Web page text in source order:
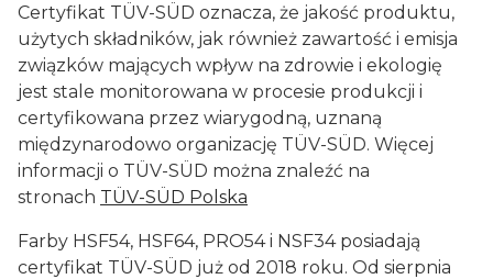
Certyfikat TÜV-SÜD oznacza, że jakość produktu,
użytych składników, jak również zawartość i emisja
związków mających wpływ na zdrowie i ekologię
jest stale monitorowana w procesie produkcji i
certyfikowana przez wiarygodną, uznaną
międzynarodowo organizację TÜV-SÜD. Więcej
informacji o TÜV-SÜD można znaleźć na
stronach TÜV-SÜD Polska
Farby HSF54, HSF64, PRO54 i NSF34 posiadają
certyfikat TÜV-SÜD już od 2018 roku. Od sierpnia